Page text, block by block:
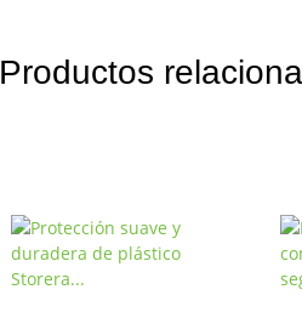
Productos